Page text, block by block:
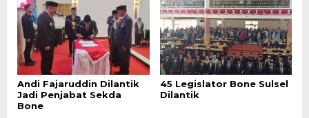
Andi Fajaruddin Dilantik
Jadi Penjabat Sekda
Bone
45 Legislator Bone Sulsel
Dilantik